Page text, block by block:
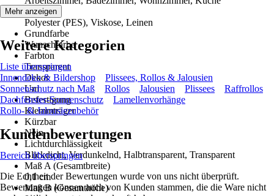
Material
Polyester (PES), Viskose, Leinen
Grundfarbe
Wunschfarbe
Farbton
Transparent
Dekor
Uni
Befestigung
Klemmträger
Kürzbar
Nein
Lichtdurchlässigkeit
Blickdicht, Verdunkelnd, Halbtransparent, Transparent
Maß A (Gesamtbreite)
0,1 cm
Maß B (Gesamthöhe)
Mehr anzeigen
Weitere Kategorien
Liste überspringen
Innendeko & Bildershop
Plissees, Rollos & Jalousien
Sonnenschutz nach Maß
Rollos Jalousien Plissees
Raffrollos
Dachfenster-Sonnenschutz
Lamellenvorhänge
Rollo- & Jalousiezubehör
Kundenbewertungen
Bereich überspringen
Die Echtheit der Bewertungen wurde von uns nicht überprüft.
Bewertungen können auch von Kunden stammen, die die Ware nicht